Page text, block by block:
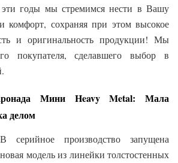
эти годы мы стремимся нести в Вашу
комфорт, сохраняя при этом высокое
и оригинальность продукции! Мы
покупателя, сделавшего выбор в
Мини Heavy Metal: Мала
делом
В серийное производство запущена
новая модель из линейки толстостенных